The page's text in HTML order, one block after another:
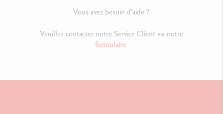
Vous avez besoin d'aide ?
Veuillez contacter notre Service Client via notre
formulaire.